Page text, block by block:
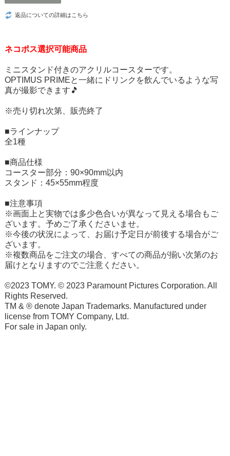
返品についての詳細はこちら
ネコポス選択可能商品
ミニスタンド付きのアクリルコースターです。
OPTIMUS PRIMEと一緒にドリンクを飲んでいるような写
真が撮影できます🎵
※売り切れ次第、販売終了
■ラインナップ
全1種
■商品仕様
コースター部分：90×90mm以内
スタンド：45×55mm程度
■注意事項
※画面上と実物では多少色合いが異なって見える場合もご
ざいます。予めご了承くださいませ。
※今後の状況によって、お届け予定日が前後する場合がご
ざいます。
※複数商品をご注文の場合、すべての商品が揃い次第のお
届けとなりますのでご注意ください。
©2023 TOMY. © 2023 Paramount Pictures Corporation. All
Rights Reserved.
TM & ® denote Japan Trademarks. Manufactured under
license from TOMY Company, Ltd.
For sale in Japan only.